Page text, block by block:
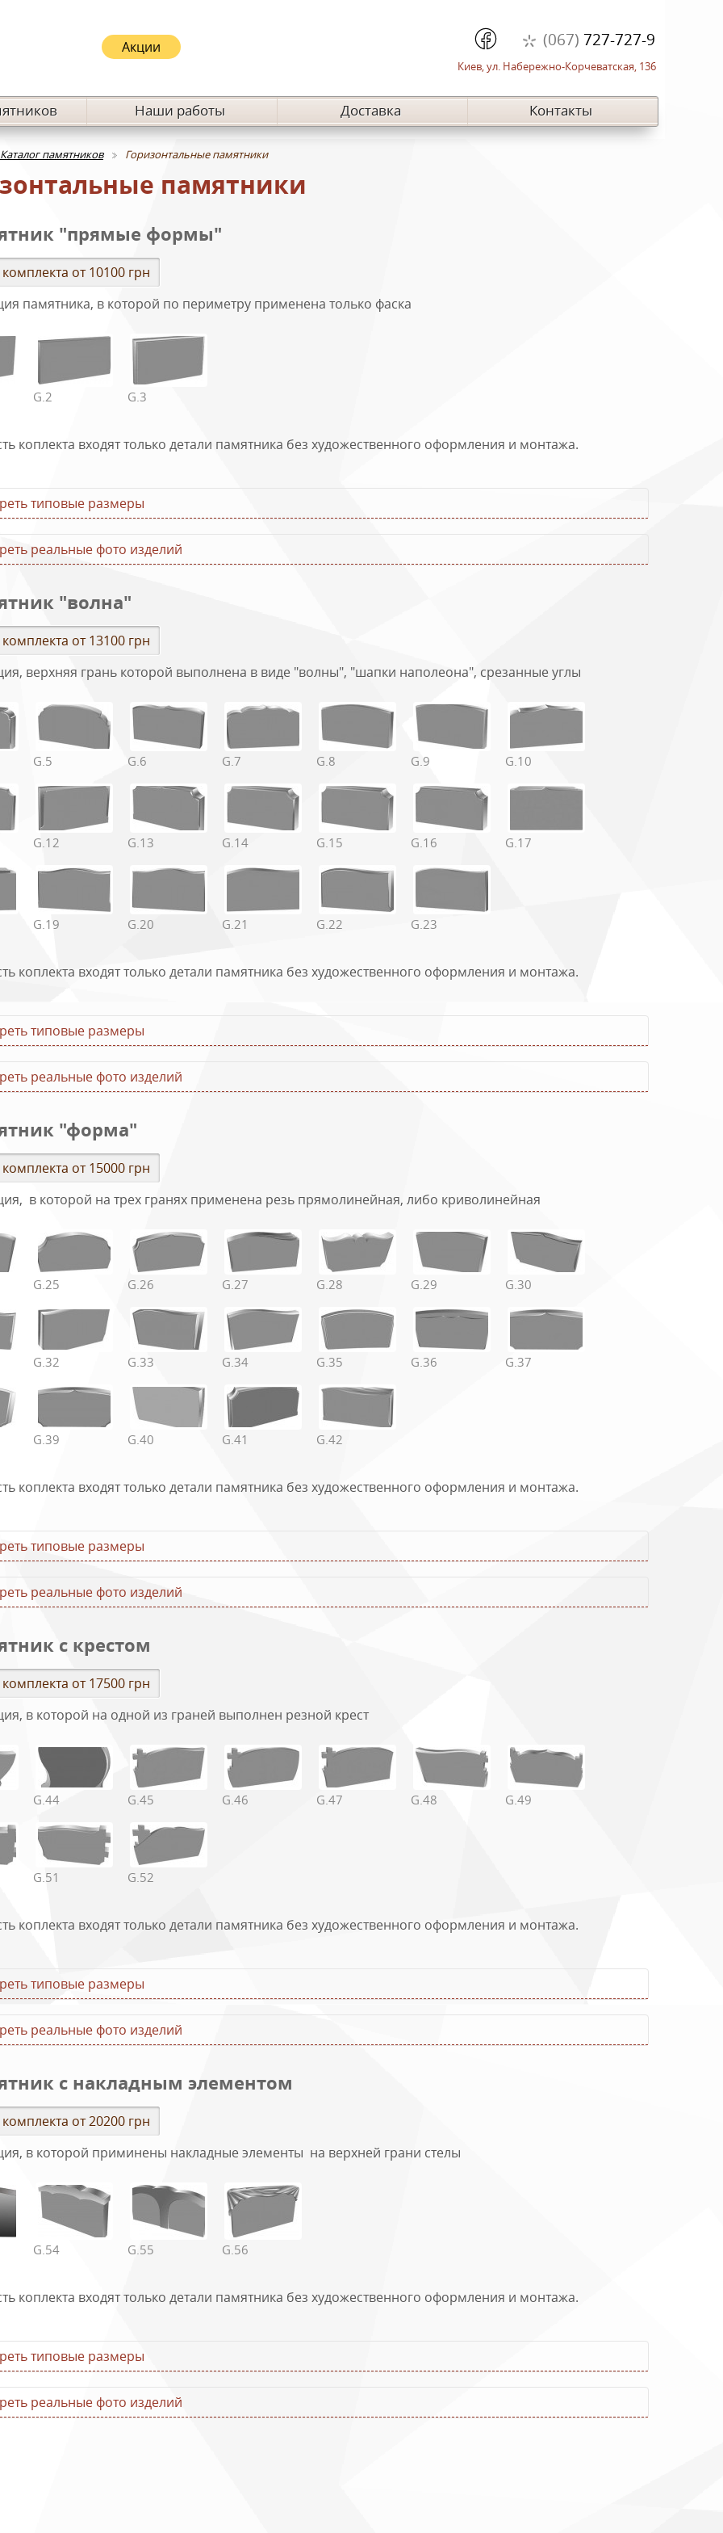
Акции (067) 727-727-9
Киев, ул. Набережно-Корчеватская, 136
Наши работы Доставка Контакты
Каталог памятников Горизонтальные памятники
памятники
"прямые формы"
от 10100 грн
памятника, в которой по периметру применена только фаска
G.2 G.3
коплекта входят только детали памятника без художественного оформления и монтажа.
типовые размеры
типовых размеров горизонтальных памятников
Стела, см Подставка, см Цветник, см
120х60х8 100х25х20
140х80
100х25х20
120х60х8 130х25х20
реальные фото изделий
"волна"
от 13100 грн
верхняя грань которой выполнена в виде "волны", "шапки наполеона", срезанные углы
G.5 G.6 G.7 G.8 G.9 G.10
G.12 G.13 G.14 G.15 G.16 G.17
G.19 G.20 G.21 G.22 G.23
коплекта входят только детали памятника без художественного оформления и монтажа.
типовые размеры
типовых размеров горизонтальных памятников
Стела, см Подставка, см Цветник, см
100х25х20
120х70х8 100х25х20
120х60х8 130х25х20
реальные фото изделий
"форма"
от 15000 грн
в которой на трех гранях применена резь прямолинейная, либо криволинейная
G.25 G.26 G.27 G.28 G.29 G.30
G.32 G.33 G.34 G.35 G.36 G.37
G.39 G.40 G.41 G.42
коплекта входят только детали памятника без художественного оформления и монтажа.
типовые размеры
типовых размеров горизонтальных памятников
Стела, см
100х25х20
120х70х8
реальные фото изделий
с крестом
от 17500 грн
в которой на одной из граней выполнен резной крест
G.44 G.45 G.46 G.47 G.48 G.49
G.51 G.52
коплекта входят только детали памятника без художественного оформления и монтажа.
типовые размеры
120х60х8
120х60х8
120х70х8 130х30х20 140х80
реальные фото изделий
с накладным элементом
от 20200 грн
в которой приминены накладные элементы на верхней грани стелы
G.54 G.55 G.56
коплекта входят только детали памятника без художественного оформления и монтажа.
типовые размеры
реальные фото изделий